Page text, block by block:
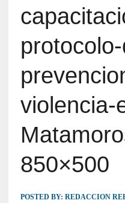
violencia-
850×500
POSTED BY: REDACCION